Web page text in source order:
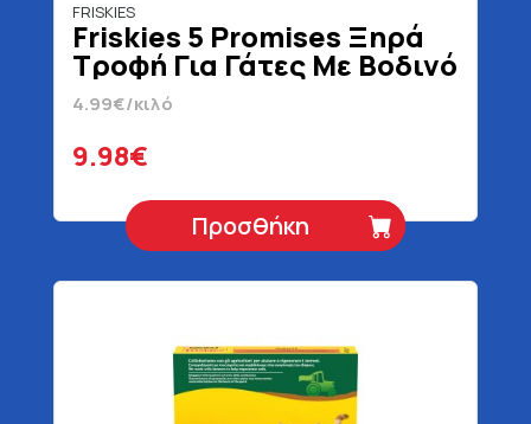
FRISKIES
Friskies 5 Promises Ξηρά
Τροφή Για Γάτες Με Βοδινό
Κοτόπουλο & Λαχανικά 2
kg
4.99€/κιλό
9.98€
Προσθήκη